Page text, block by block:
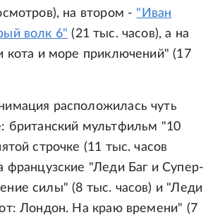
на втором - "Иван
волк 6" (21 тыс. часов), а на
кота и море приключений" (17
расположилась чуть
британский мультфильм "10
строчке (11 тыс. часов
французские "Леди Баг и Супер-
силы" (8 тыс. часов) и "Леди
Лондон. На краю времени" (7